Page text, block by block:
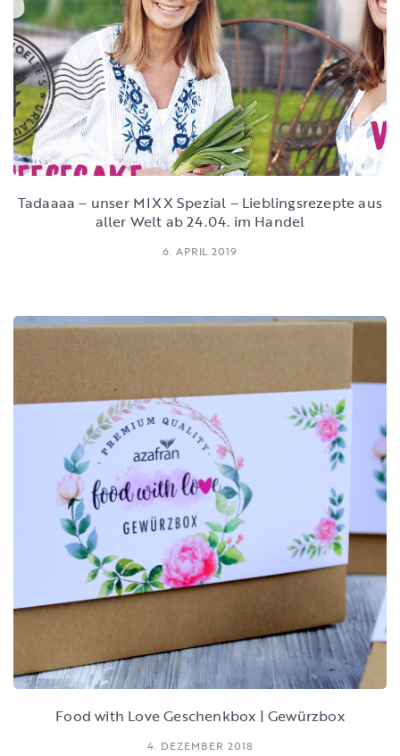
Tadaaaa – unser MIXX Spezial – Lieblingsrezepte aus
aller Welt ab 24.04. im Handel
6. APRIL 2019
Food with Love Geschenkbox | Gewürzbox
4. DEZEMBER 2018